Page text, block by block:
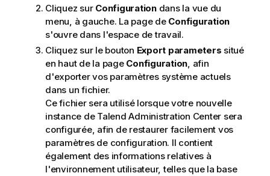
Cliquez sur Configurationdans la vue du
menu, à gauche. La page de Configuration
s'ouvre dans l'espace de travail.
Cliquez sur le bouton Export parameters situé
en haut de la page Configuration, afin
d'exporter vos paramètres système actuels
dans un fichier.
Ce fichier sera utilisé lorsque votre nouvelle
instance de Talend Administration Center sera
configurée, afin de restaurer facilement vos
paramètres de configuration. Il contient
également des informations relatives à
l'environnement utilisateur, telles que la base